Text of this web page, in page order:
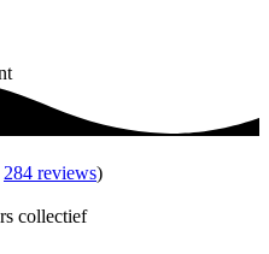
284 reviews)